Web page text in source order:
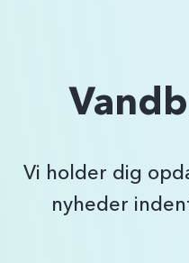
Vi holder dig
nyheder